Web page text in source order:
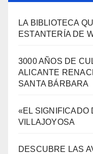
LA BIBLIOTECA
ESTANTERÍA DE
3000 AÑOS DE
ALICANTE
SANTA BÁRBARA
«EL SIGNIFICADO
VILLAJOYOSA
DESCUBRE LAS